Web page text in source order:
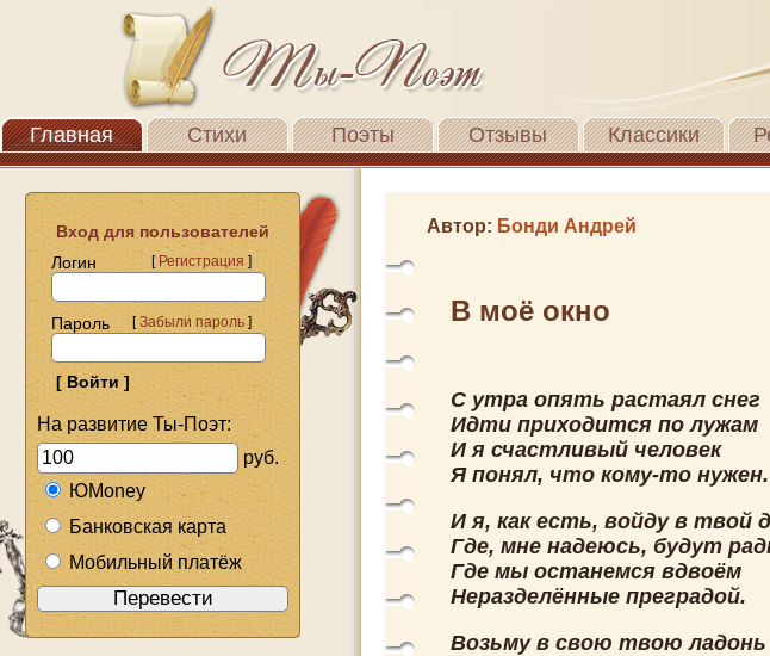
Главная Стихи Поэты Отзывы Классики
Вход для пользователей
Логин
[Регистрация]
Пароль [Забыли пароль]
На развитие Ты-Поэт:
руб.
ЮMoney
Банковская карта
Мобильный платёж
Автор: Бонди Андрей
В моё окно
С утра опять растаял снег
Идти приходится по лужам
И я счастливый человек
Я понял, что кому-то нужен.
И я, как есть, войду в твой
Где, мне надеюсь, будут
Где мы останемся вдвоём
Неразделённые преградой.
Возьму в свою твою ладонь